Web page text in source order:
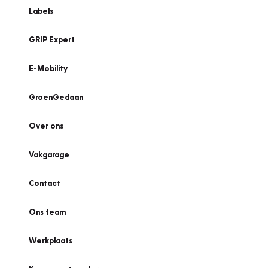
Labels
GRIP Expert
E-Mobility
GroenGedaan
Over ons
Vakgarage
Contact
Ons team
Werkplaats